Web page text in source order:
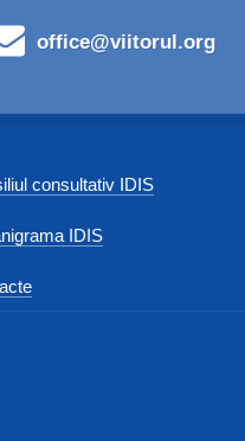
office@viitorul.org
consultativ IDIS
IDIS